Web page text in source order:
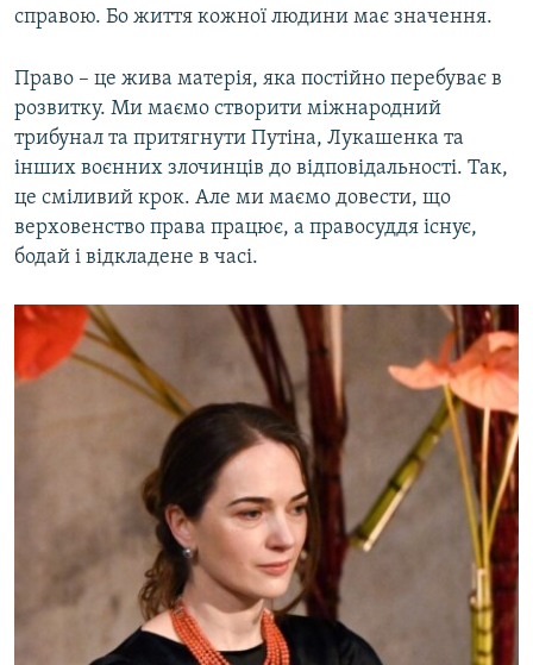
справою. Бо життя кожної людини має значення.
Право – це жива матерія, яка постійно перебуває в
розвитку. Ми маємо створити міжнародний
трибунал та притягнути Путіна, Лукашенка та
інших воєнних злочинців до відповідальності. Так,
це сміливий крок. Але ми маємо довести, що
верховенство права працює, а правосуддя існує,
бодай і відкладене в часі.